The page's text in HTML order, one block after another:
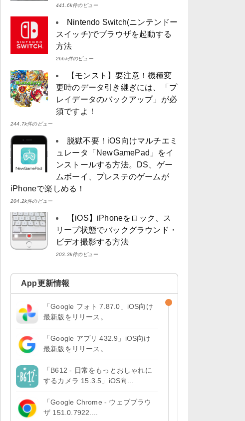
441.6k件のビュー
Nintendo Switch(ニンテンドー
スイッチ)でブラウザを起動する
方法
266k件のビュー
【モンスト】要注意！機種変
更時のデータ引き継ぎには、「プ
レイデータのバックアップ」が必
須ですよ！
244.7k件のビュー
脱獄不要！iOS向けマルチエミ
ュレータ「NewGamePad」をイ
ンストールする方法。DS、ゲー
ムボーイ、プレステのゲームが
iPhoneで楽しめる！
204.2k件のビュー
【iOS】iPhoneをロック、ス
リープ状態でバックグラウンド・
ビデオ撮影する方法
203.3k件のビュー
App更新情報
「Google フォト 7.87.0」iOS向け
最新版をリリース。
「Google アプリ 432.9」iOS向け
最新版をリリース。
「B612 - 日常をもっとおしゃれに
するカメラ 15.3.5」iOS向...
「Google Chrome - ウェブブラウ
ザ 151.0.7922....